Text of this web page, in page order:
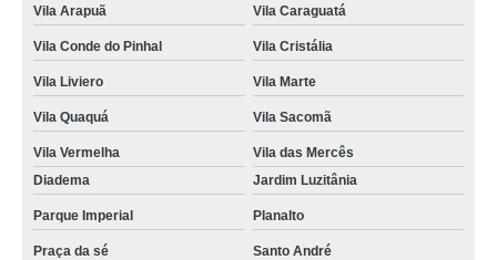
cursos cfc locais de renovação cnh Jardim Santa Cruz
cursos cfc para locais de renovação de habilitação Vila Babilônia
curso cfc primeira habilitação Praça da Arvore
cursos cfc para habilitação Vila do Encontro
cfc curso de reciclagem orçar Vila Romano
onde faz cfc curso de reciclagem Vila Heliópolis
cfc curso de reciclagem orçar Jardim Anchieta
Vila Arapuã Vila Caraguatá
Vila Conde do Pinhal Vila Cristália
Vila Liviero Vila Marte
Vila Quaquá Vila Sacomã
Vila Vermelha
Vila das Mercês
Diadema
Jardim Luzitânia
Parque Imperial Planalto
Praça da sé Santo André